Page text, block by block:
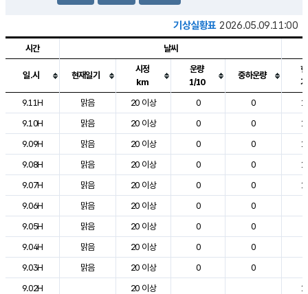
기상실황표 2026.05.09.11:00
도시별 기상실황표로 지점, 날씨, 기온, 강수, 바람, 기압등을 안내한 표입
시간 날씨
일.시 현재일기
시정
km
운량
1/10
중하운량
9.11H
맑음 20 이상 0 0
9.10H
맑음 20 이상 0 0
9.09H
맑음 20 이상 0 0
9.08H
맑음 20 이상 0 0
9.07H
맑음 20 이상 0 0
9.06H
맑음 20 이상 0 0
9.05H
맑음 20 이상 0 0
9.04H
맑음 20 이상 0 0
9.03H
맑음 20 이상 0 0
9.02H
20 이상